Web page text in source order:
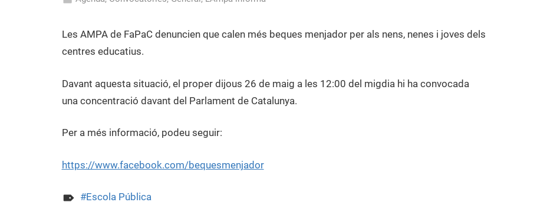
de
Les AMPA de FaPaC denuncien que calen més beques menjador per als nens, nenes i joves dels
centres educatius.
Davant aquesta situació, el proper dijous 26 de maig a les 12:00 del migdia hi ha convocada
una concentració davant del Parlament de Catalunya.
Per a més informació, podeu seguir:
https://www.facebook.com/bequesmenjador
Escola Pública